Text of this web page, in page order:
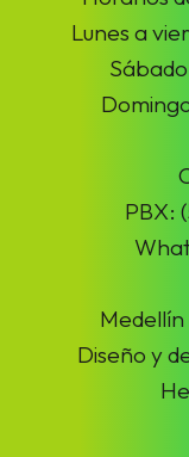
Lunes a
PBX:
Diseño y